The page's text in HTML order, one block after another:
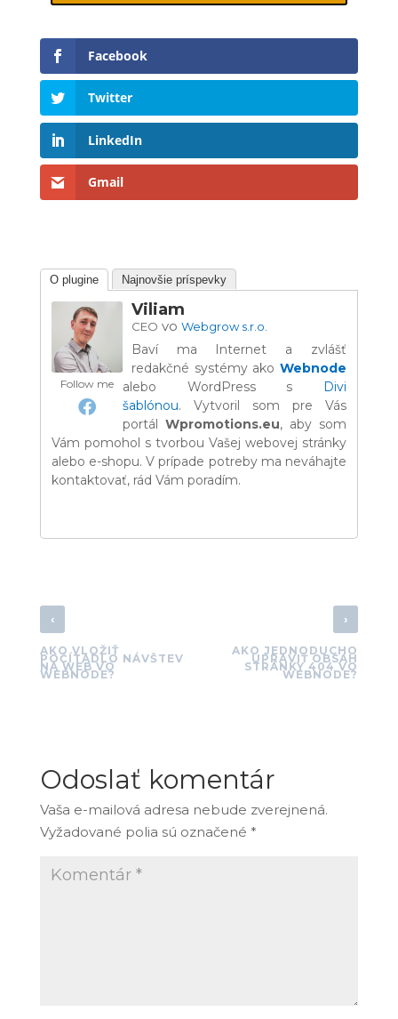
Facebook
Twitter
LinkedIn
Gmail
O plugine Najnovšie príspevky
Follow me
Viliam
CEO vo Webgrow s.r.o.
Baví ma Internet a zvlášť
redakčné systémy akoWebnode
alebo WordPress s Divi
šablónou. Vytvoril som pre Vás
portál Wpromotions.eu, aby som
Vám pomohol s tvorbou Vašej webovej stránky
alebo e-shopu. V prípade potreby ma neváhajte
kontaktovať, rád Vám poradím.
‹
AKO VLOŽIŤ
POČÍTADLO NÁVŠTEV
NA WEB VO
WEBNODE?
›
AKO JEDNODUCHO
UPRAVIŤ OBSAH
STRÁNKY 404 VO
WEBNODE?
Odoslať komentár
Vaša e-mailová adresa nebude zverejnená.
Vyžadované polia sú označené *